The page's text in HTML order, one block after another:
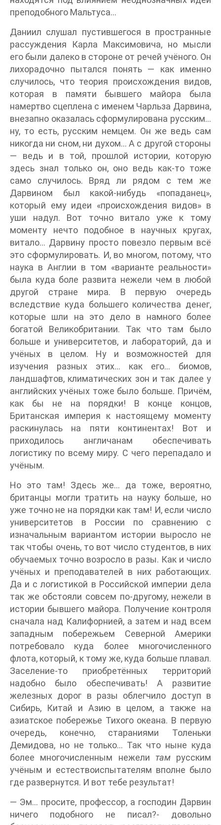
преподобного Мальтуса…
Даниил слушал пустившегося в пространные
рассуждения Карла Максимовича, но мысли
его были далеко в стороне от речей учёного. Он
лихорадочно пытался понять — как именно
случилось, что теория происхождения видов,
которая в памяти бывшего майора была
намертво сцеплена с именем Чарльза Дарвина,
внезапно оказалась сформулирована русским…
ну, то есть, русским немцем. Он же ведь сам
никогда ни сном, ни духом… А с другой стороны
— ведь и в той, прошлой истории, которую
здесь знал только он, оно ведь как-то тоже
само случилось. Вряд ли рядом с тем же
Дарвином был какой-нибудь «попаданец»,
который ему идеи «происхождения видов» в
уши надул. Вот точно витало уже к тому
моменту нечто подобное в научных кругах,
витало… Дарвину просто повезло первым всё
это сформулировать. И, во многом, потому, что
наука в Англии в том «варианте реальности»
была куда боле развита нежели чем в любой
другой стране мира. В первую очередь
вследствие куда большего количества денег,
которые шли на это дело в намного более
богатой Великобритании. Так что там было
больше и университетов, и лабораторий, да и
учёных в целом. Ну и возможностей для
изучения разных этих… как его… биомов,
ландшафтов, климатических зон и так далее у
английских учёных тоже было больше. Причём,
как бы не на порядки! В конце концов,
Британская империя к настоящему моменту
раскинулась на пяти континентах! Вот и
приходилось англичанам обеспечивать
логистику по всему миру. С чего перепадало и
учёным.
Но это там! Здесь же… да тоже, вероятно,
британцы могли тратить на науку больше, но
уже точно не на порядки как там! И, если число
университетов в России по сравнению с
изначальным вариантом истории выросло не
так чтобы очень, то вот число студентов, в них
обучаемых точно возросло в разы. Как и число
учёных и преподавателей в них работающих.
Да и с логистикой в Российской империи дела
так же обстояли совсем по-другому, нежели в
истории бывшего майора. Получение контроля
сначала над Калифорнией, а затем и над всем
западным побережьем Северной Америки
потребовало куда более многочисленного
флота, который, к тому же, куда больше плавал.
Заселение-то приобретённых территорий
надобно было обеспечивать! А развитие
железных дорог в разы облегчило доступ в
Сибирь, Китай и Азию в целом, а также на
азиатское побережье Тихого океана. В первую
очередь, конечно, стараниями Толеньки
Демидова, но не только… Так что ныне куда
более многочисленным нежели тамрусским
учёным и естествоиспытателям вполне было
где развернутся. И вот тебе результат!
— Эм… просите, профессор, а господин Дарвин
ничего подобного не писал?- довольно